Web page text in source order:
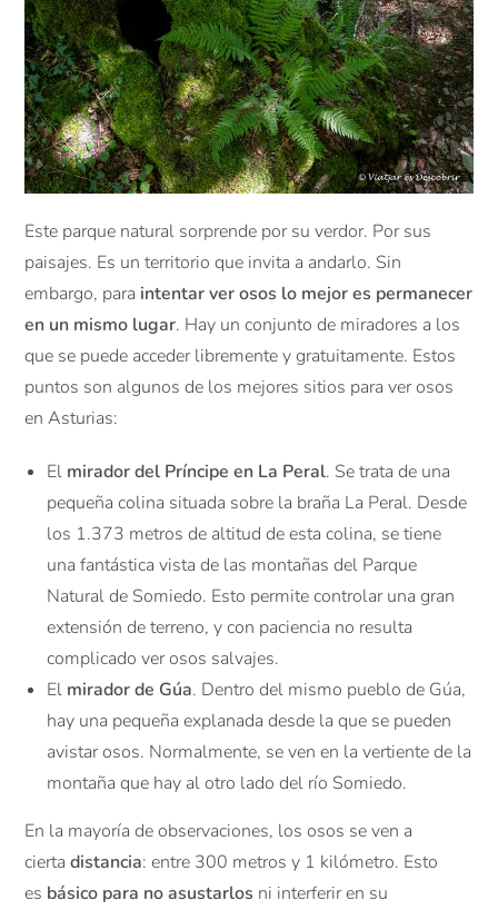
Este parque natural sorprende por su verdor. Por sus
paisajes. Es un territorio que invita a andarlo. Sin
embargo, para intentar ver osos lo mejor es permanecer
en un mismo lugar. Hay un conjunto de miradores a los
que se puede acceder libremente y gratuitamente. Estos
puntos son algunos de los mejores sitios para ver osos
en Asturias:
El mirador del Príncipe en La Peral. Se trata de una
pequeña colina situada sobre la braña La Peral. Desde
los 1.373 metros de altitud de esta colina, se tiene
una fantástica vista de las montañas del Parque
Natural de Somiedo. Esto permite controlar una gran
extensión de terreno, y con paciencia no resulta
complicado ver osos salvajes.
El mirador de Gúa. Dentro del mismo pueblo de Gúa,
hay una pequeña explanada desde la que se pueden
avistar osos. Normalmente, se ven en la vertiente de la
montaña que hay al otro lado del río Somiedo.
En la mayoría de observaciones, los osos se ven a
ciertadistancia: entre 300 metros y 1 kilómetro. Esto
es básico para no asustarlos ni interferir en su